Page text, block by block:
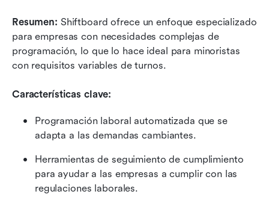
Resumen: Shiftboard ofrece un enfoque especializado
para empresas con necesidades complejas de
programación, lo que lo hace ideal para minoristas
con requisitos variables de turnos.
Características clave:
Programación laboral automatizada que se
adapta a las demandas cambiantes.
Herramientas de seguimiento de cumplimiento
para ayudar a las empresas a cumplir con las
regulaciones laborales.